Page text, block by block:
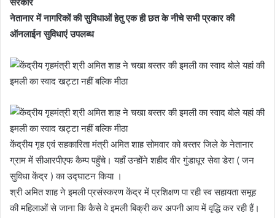
नेतानार में नागरिकों की सुविधाओं हेतु एक ही छत के नीचे सभी प्रकार की
ऑनलाईन सुविधाएं उपलब्ध
केंद्रीय गृह एवं सहकारिता मंत्री अमित शाह सोमवार को बस्तर जिले के नेतानार
ग्राम में सीआरपीएफ कैम्प पहुँचे। यहाँ उन्होंने शहीद वीर गुंडाधूर सेवा डेरा ( जन
सुविधा केंद्र ) का उद्घाटन किया ।
श्री अमित शाह ने इमली प्रसंस्करण केंद्र में प्रशिक्षण पा रही स्व सहायता समूह
की महिलाओं से जाना कि कैसे वे इमली बिक्री कर अपनी आय में वृद्धि कर रही हैं।